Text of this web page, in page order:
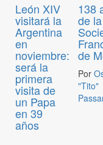
León XIV
visitará la
Argentina
en
noviembre:
será la
primera
visita de
un Papa
en 39
años
138
de la
de
Por
"Tito"